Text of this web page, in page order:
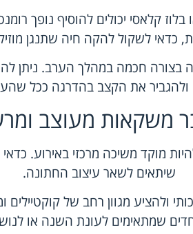
קלאסי יכולים להוסיף נופך
כדאי לשקול להקה חיה שתנגן
חכמה במהלך הערב. ניתן
ולהגביר את הקצב בהדרגה ככל
משקאות מעוצב
מוקד משיכה מרכזי באירוע.
שיתאים לשאר עיצוב החתונה.
ולהציע מגוון רחב של
שמתאימים לעונת השנה או